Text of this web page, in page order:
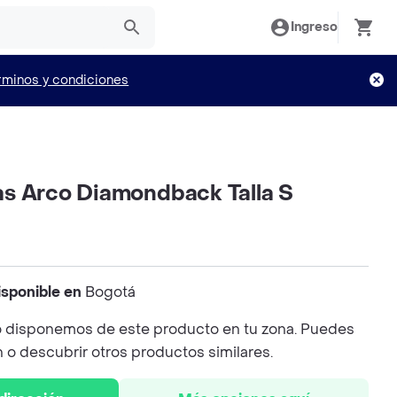
Ingreso
y condiciones
Arco Diamondback Talla S
en Bogotá
disponemos de este producto en tu zona. Puedes
o descubrir otros productos similares.